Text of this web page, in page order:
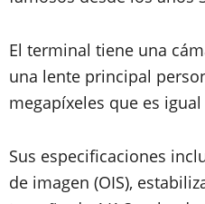
El terminal tiene una
una lente principal
megapíxeles que es
Sus especificaciones
de imagen (OIS),